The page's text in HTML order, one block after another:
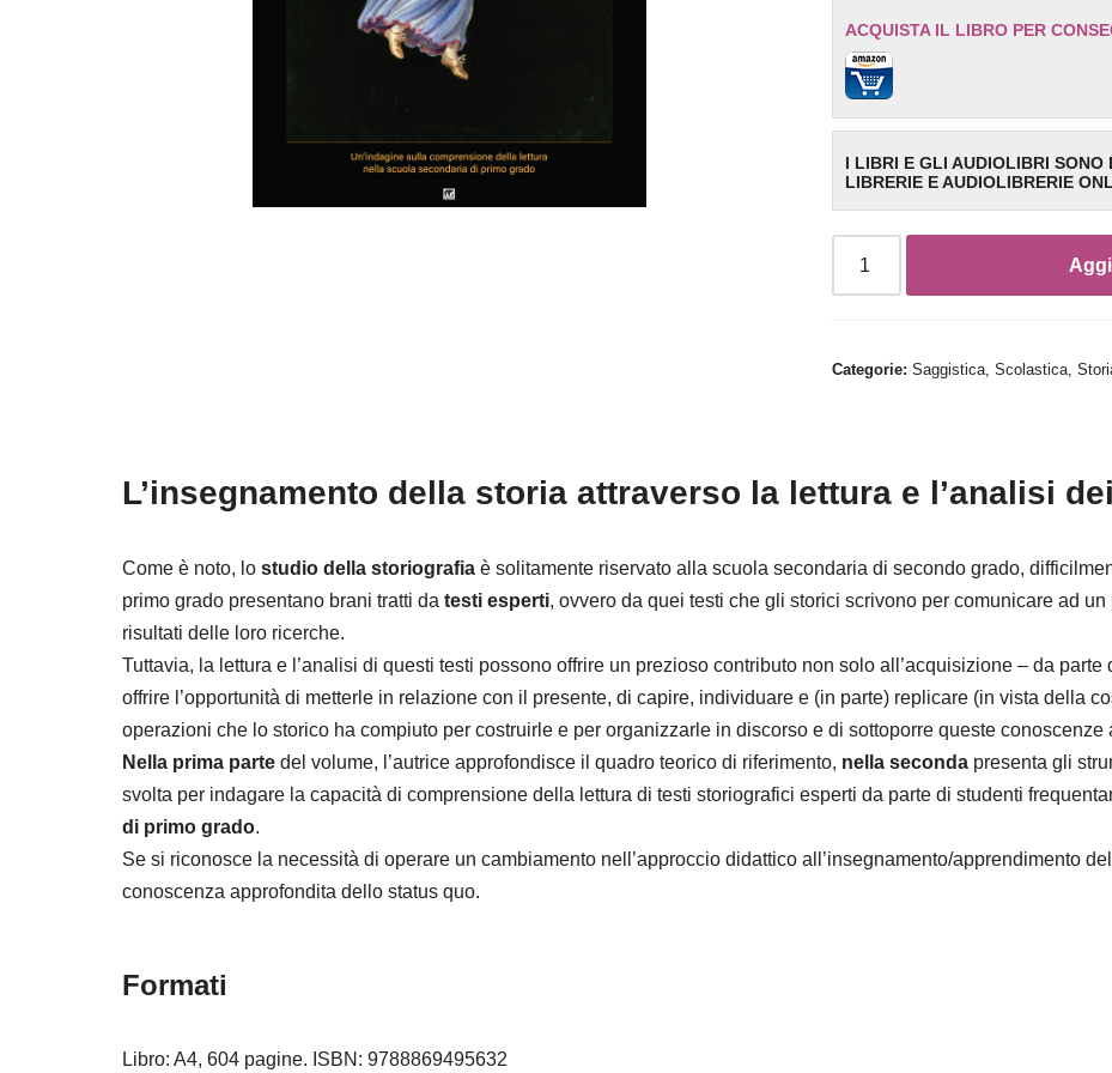
ACQUISTA IL LIBRO PER
I LIBRI E GLI AUDIOLIBRI SONO
LIBRERIE E AUDIOLIBRERIE
Categorie: Saggistica, Scolastica,
L’insegnamento della storia attraverso la lettura e l’analisi
Come è noto, lo studio della storiografia è solitamente riservato alla scuola secondaria di secondo grado,
primo grado presentano brani tratti da testi esperti, ovvero da quei testi che gli storici scrivono per comunicare ad
risultati delle loro ricerche.
Tuttavia, la lettura e l’analisi di questi testi possono offrire un prezioso contributo non solo all’acquisizione – da
offrire l’opportunità di metterle in relazione con il presente, di capire, individuare e (in parte) replicare (in vista della
operazioni che lo storico ha compiuto per costruirle e per organizzarle in discorso e di sottoporre queste conoscenze
Nella prima parte del volume, l’autrice approfondisce il quadro teorico di riferimento, nella seconda presenta gli
svolta per indagare la capacità di comprensione della lettura di testi storiografici esperti da parte di studenti
di primo grado.
Se si riconosce la necessità di operare un cambiamento nell’approccio didattico all’insegnamento/apprendimento
conoscenza approfondita dello status quo.
Formati
Libro: A4, 604 pagine. ISBN: 9788869495632